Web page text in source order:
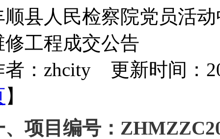
顺县人民检察院党员活
修工程成交公告
者：zhcity 更新时间：
】
、项目编号：